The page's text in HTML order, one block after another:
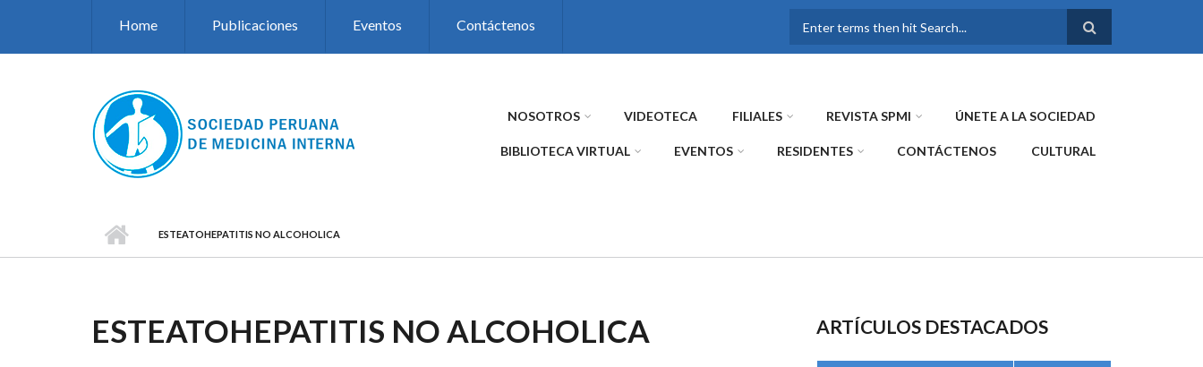
Home Publicaciones Eventos Contáctenos
FORMULARIO DE
NOSOTROS VIDEOTECA FILIALES REVISTA SPMI ÚNETE A LA SOCIEDAD
BIBLIOTECA VIRTUAL EVENTOS RESIDENTES CONTÁCTENOS CULTURAL
ESTEATOHEPATITIS NO ALCOHOLICA
ESTEATOHEPATITIS NO ALCOHOLICA ARTÍCULOS DESTACADOS